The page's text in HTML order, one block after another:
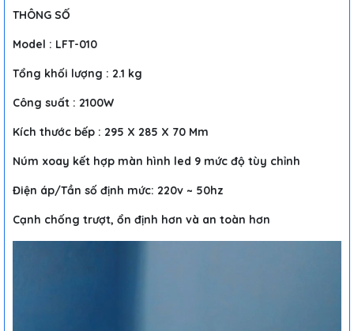
THÔNG SỐ
Model : LFT-010
Tổng khối lượng : 2.1 kg
Công suất : 2100W
Kích thước bếp : 295 X 285 X 70 Mm
Núm xoay kết hợp màn hình led 9 mức độ tùy chỉnh
Điện áp/Tần số định mức: 220v ~ 50hz
Cạnh chống trượt, ổn định hơn và an toàn hơn